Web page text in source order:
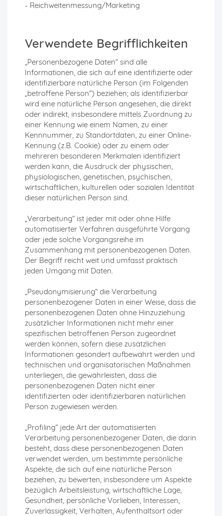
- Reichweitenmessung/Marketing
Verwendete Begrifflichkeiten
„Personenbezogene Daten“ sind alle
Informationen, die sich auf eine identifizierte oder
identifizierbare natürliche Person (im Folgenden
„betroffene Person“) beziehen; als identifizierbar
wird eine natürliche Person angesehen, die direkt
oder indirekt, insbesondere mittels Zuordnung zu
einer Kennung wie einem Namen, zu einer
Kennnummer, zu Standortdaten, zu einer Online-
Kennung (z.B. Cookie) oder zu einem oder
mehreren besonderen Merkmalen identifiziert
werden kann, die Ausdruck der physischen,
physiologischen, genetischen, psychischen,
wirtschaftlichen, kulturellen oder sozialen Identität
dieser natürlichen Person sind.
„Verarbeitung“ ist jeder mit oder ohne Hilfe
automatisierter Verfahren ausgeführte Vorgang
oder jede solche Vorgangsreihe im
Zusammenhang mit personenbezogenen Daten.
Der Begriff reicht weit und umfasst praktisch
jeden Umgang mit Daten.
„Pseudonymisierung“ die Verarbeitung
personenbezogener Daten in einer Weise, dass die
personenbezogenen Daten ohne Hinzuziehung
zusätzlicher Informationen nicht mehr einer
spezifischen betroffenen Person zugeordnet
werden können, sofern diese zusätzlichen
Informationen gesondert aufbewahrt werden und
technischen und organisatorischen Maßnahmen
unterliegen, die gewährleisten, dass die
personenbezogenen Daten nicht einer
identifizierten oder identifizierbaren natürlichen
Person zugewiesen werden.
„Profiling“ jede Art der automatisierten
Verarbeitung personenbezogener Daten, die darin
besteht, dass diese personenbezogenen Daten
verwendet werden, um bestimmte persönliche
Aspekte, die sich auf eine natürliche Person
beziehen, zu bewerten, insbesondere um Aspekte
bezüglich Arbeitsleistung, wirtschaftliche Lage,
Gesundheit, persönliche Vorlieben, Interessen,
Zuverlässigkeit, Verhalten, Aufenthaltsort oder